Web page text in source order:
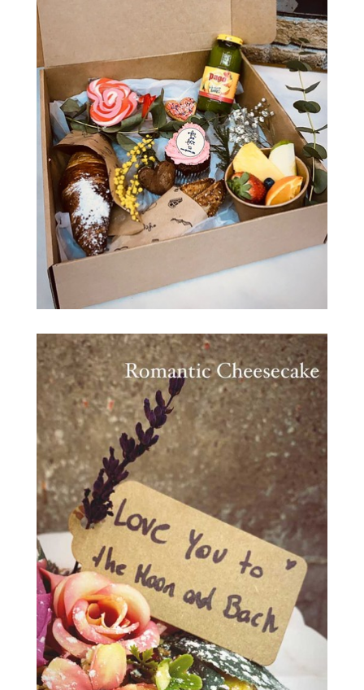
descubrir todo lo que hemos preparado para ti.
Prepárate para una experiencia única en nuestro
local… Donde nuestro equipo de profesionales
te espera con la mejor a las sonrisas, para que
disfrutes como nunca de una propuesta gastro
desenfadada, con platos y opciones para todos
los gustos y sobre todo muy buen ambiente.
RESERVA AHORA